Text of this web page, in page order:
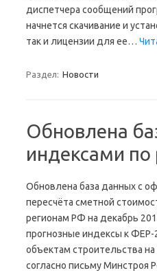
диспетчера сообщений
начнется скачивание и
так и лицензии для ее…
Раздел: Новости
Обновлена
индексами
Обновлена база данных с
пересчёта сметной
регионам РФ на декабрь
прогнозные индексы к
объектам строительства на
согласно письму Минстроя